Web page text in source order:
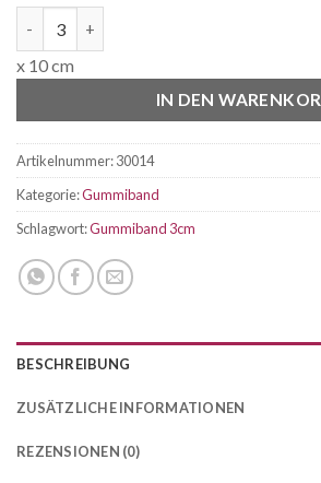
x 10 cm
IN DEN
Artikelnummer:30014
Kategorie:Gummiband
Schlagwort:Gummiband 3cm
BESCHREIBUNG
ZUSÄTZLICHE INFORMATIONEN
REZENSIONEN (0)